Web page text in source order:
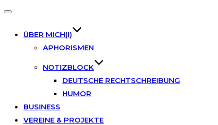
Toggle
ÜBER MICH(I)
APHORISMEN
NOTIZBLOCK
DEUTSCHE RECHTSCHREIBUNG
HUMOR
BUSINESS
VEREINE & PROJEKTE